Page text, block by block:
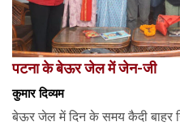
पटना के बेऊर जेल में जेन-जी
कुमार दिव्यम
बेऊर जेल में दिन के समय कैदी